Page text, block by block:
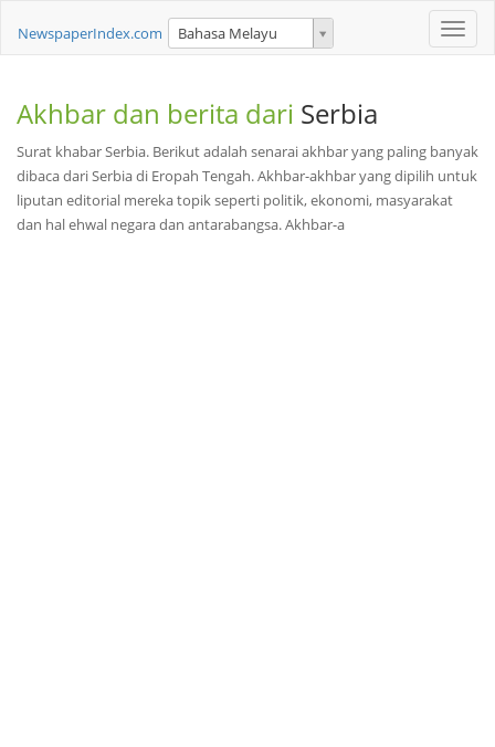
Toggle
NewspaperIndex.com Bahasa Melayu
Akhbar dan berita dari Serbia
Surat khabar Serbia. Berikut adalah senarai akhbar yang paling banyak
dibaca dari Serbia di Eropah Tengah. Akhbar-akhbar yang dipilih untuk
liputan editorial mereka topik seperti politik, ekonomi, masyarakat
dan hal ehwal negara dan antarabangsa. Akhbar-a